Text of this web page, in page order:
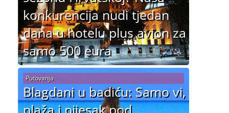
konkurencija nudi tjedan
dana u hotelu plus avion za
samo 500 eura
Blagdani u badiću: Samo vi,
Putovanja